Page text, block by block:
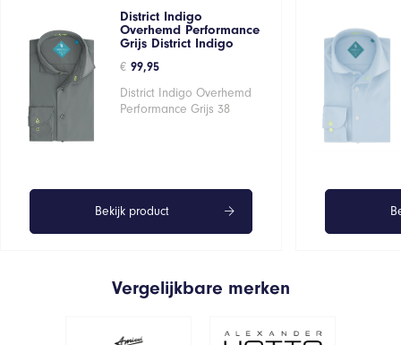
District Indigo
Overhemd Performance
Grijs District Indigo
€ 99,95
District Indigo Overhemd
Performance Grijs 38
Bekijk product
Vergelijkbare merken